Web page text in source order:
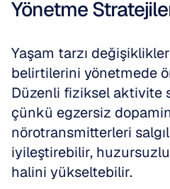
Yönetme
Yaşam tarzı
belirtilerini yönetmede
Düzenli fiziksel aktivite
çünkü egzersiz
nörotransmitterleri
iyileştirebilir,
halini yükseltebilir.